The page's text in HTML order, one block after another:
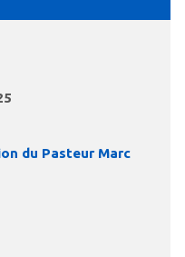
du Pasteur Marc